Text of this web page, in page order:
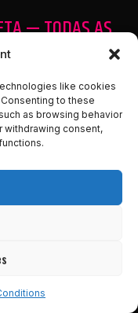
like cookies
to these
as browsing behavior
withdrawing consent,
— TODAS AS
MÉT
ODO
DE
OBTE
DAN
O
RELA
HABI
LIDA
DES
PRIN
S